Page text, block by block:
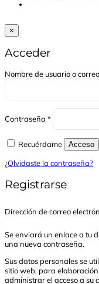
×
Acceder
Nombre de usuario o
Contraseña *
Obligatorio
Recuérdame Acceso
¿Olvidaste la contraseña?
Registrarse
Dirección de correo
Se enviará un enlace a tu
una nueva contraseña.
Sus datos personales se
sitio web, para
administrar el acceso a su